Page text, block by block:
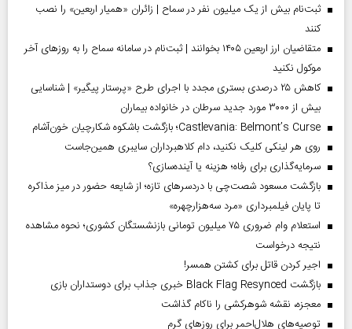
ثبت‌نام بیش از یک میلیون نفر در سماح | زائران «همیار اربعین» را نصب
کنند
متقاضیان ارز اربعین ۱۴۰۵ بخوانند | ثبت‌نام در سامانه سماح را به روز‌های آخر
موکول نکنید
کاهش ۲۵ درصدی بستری مجدد با اجرای طرح «پرستار پیگیر» | شناسایی
بیش از ۳۰۰۰ مورد جدید سرطان در خانواده بیماران
Castlevania: Belmont’s Curse؛ بازگشت باشکوه شکارچیان خون‌آشام
روی هر لینکی کلیک نکنید، دام کلاهبرداران سایبری همین‌جاست
سرمایه‌گذاری برای رفاه؛ هزینه یا آینده‌سازی؟
بازگشت مسعود شصت‌چی با دردسر‌های تازه؛ از شایعه حضور در میز مذاکره
تا پایان فیلمبرداری «مرد سه‌هزارچهره»
استعلام وام ضروری ۷۵ میلیون تومانی بازنشستگان کشوری؛ نحوه مشاهده
نتیجه درخواست
اجیر کردن قاتل برای کشتن همسر!
بازگشت Black Flag Resynced خبری جذاب برای دوستداران بازی
معجزه، نقشه شوهرکشی را ناکام گذاشت
توصیه‌های هلال‌احمر برای روز‌های گرم